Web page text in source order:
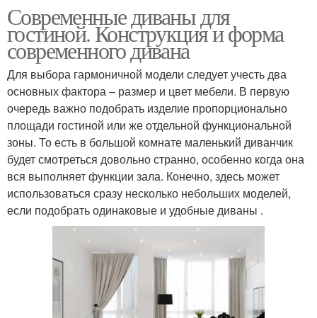
Современные диваны для
гостиной. Конструкция и форма
современного дивана
Для выбора гармоничной модели следует учесть два
основных фактора – размер и цвет мебели. В первую
очередь важно подобрать изделие пропорционально
площади гостиной или же отдельной функциональной
зоны. То есть в большой комнате маленький диванчик
будет смотреться довольно странно, особенно когда она
вся выполняет функции зала. Конечно, здесь может
использоваться сразу несколько небольших моделей,
если подобрать одинаковые и удобные диваны .